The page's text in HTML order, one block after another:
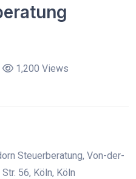
1,200 Views
Steuerberatung, Von-der-
56, Köln, Köln